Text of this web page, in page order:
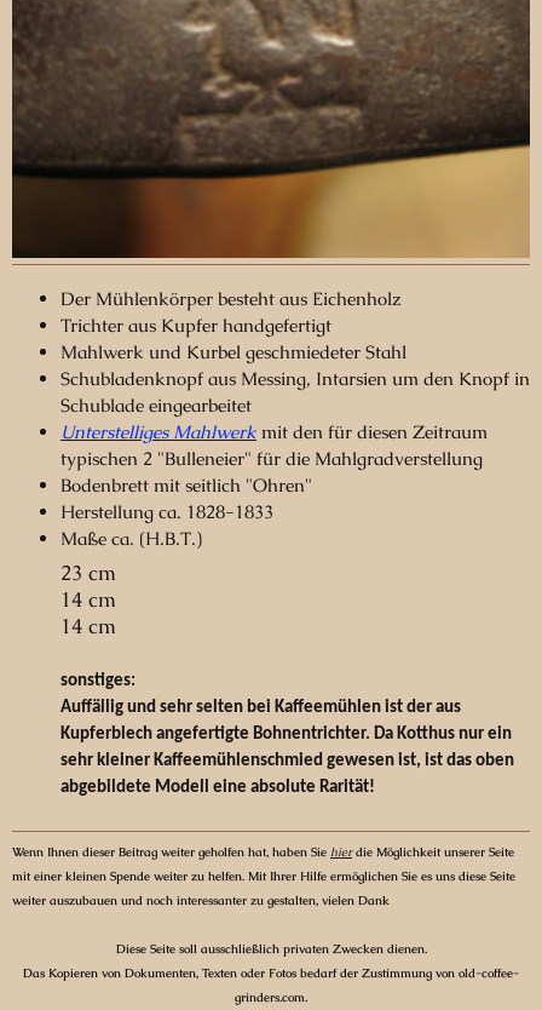
Der Mühlenkörper besteht aus Eichenholz
Trichter aus Kupfer handgefertigt
Mahlwerk und Kurbel geschmiedeter Stahl
Schubladenknopf aus Messing, Intarsien um den Knopf in
Schublade eingearbeitet
Unterstelliges Mahlwerk mit den für diesen Zeitraum
typischen 2 "Bulleneier" für die Mahlgradverstellung
Bodenbrett mit seitlich "Ohren"
Herstellung ca. 1828-1833
Maße ca. (H.B.T.)
23 cm
14 cm
14 cm
sonstiges:
Auffällig und sehr selten bei Kaffeemühlen ist der aus
Kupferblech angefertigte Bohnentrichter. Da Kotthus nur ein
sehr kleiner Kaffeemühlenschmied gewesen ist, ist das oben
abgebildete Modell eine absolute Rarität!
Wenn Ihnen dieser Beitrag weiter geholfen hat, haben Sie hierdie Möglichkeit unserer Seite
mit einer kleinen Spende weiter zu helfen. Mit Ihrer Hilfe ermöglichen Sie es uns diese Seite
weiter auszubauen und noch interessanter zu gestalten, vielen Dank
Diese Seite soll ausschließlich privaten Zwecken dienen.
Das Kopieren von Dokumenten, Texten oder Fotos bedarf der Zustimmung von old-coffee-
grinders.com.